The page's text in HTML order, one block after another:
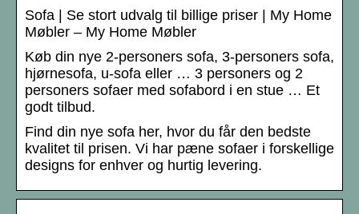
Sofa | Se stort udvalg til billige priser | My Home
Møbler – My Home Møbler
Køb din nye 2-personers sofa, 3-personers sofa,
hjørnesofa, u-sofa eller … 3 personers og 2
personers sofaer med sofabord i en stue … Et
godt tilbud.
Find din nye sofa her, hvor du får den bedste
kvalitet til prisen. Vi har pæne sofaer i forskellige
designs for enhver og hurtig levering.